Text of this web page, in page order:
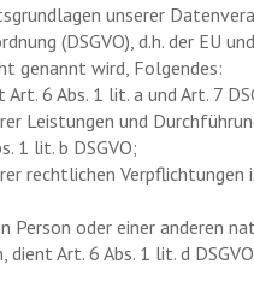
unserer
(DSGVO), d.h. der EU
genannt wird, Folgendes:
6 Abs. 1 lit. a und Art. 7
Leistungen und
1 lit. b DSGVO;
rechtlichen Verpflichtungen
oder einer anderen
Art. 6 Abs. 1 lit. d